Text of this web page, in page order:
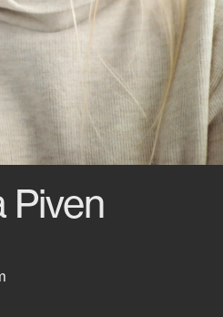
Piven